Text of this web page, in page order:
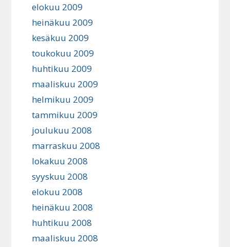
elokuu 2009
heinäkuu 2009
kesäkuu 2009
toukokuu 2009
huhtikuu 2009
maaliskuu 2009
helmikuu 2009
tammikuu 2009
joulukuu 2008
marraskuu 2008
lokakuu 2008
syyskuu 2008
elokuu 2008
heinäkuu 2008
huhtikuu 2008
maaliskuu 2008